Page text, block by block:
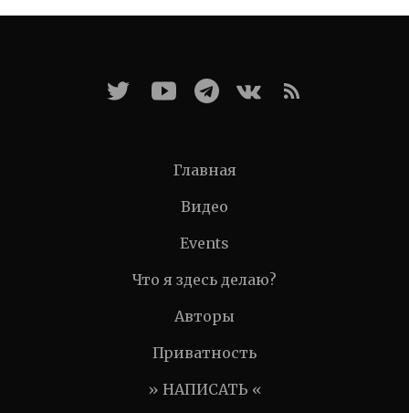
Главная
Видео
Events
Что я здесь делаю?
Авторы
Приватность
» НАПИСАТЬ «